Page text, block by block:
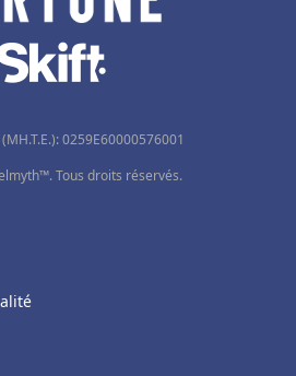
0259Ε60000576001
Tous droits réservés.